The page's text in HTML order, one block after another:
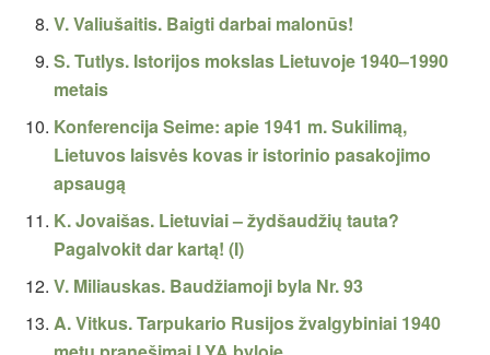
V. Valiušaitis. Baigti darbai malonūs!
S. Tutlys. Istorijos mokslas Lietuvoje 1940–1990
metais
Konferencija Seime: apie 1941 m. Sukilimą,
Lietuvos laisvės kovas ir istorinio pasakojimo
apsaugą
K. Jovaišas. Lietuviai – žydšaudžių tauta?
Pagalvokit dar kartą! (I)
V. Miliauskas. Baudžiamoji byla Nr. 93
A. Vitkus. Tarpukario Rusijos žvalgybiniai 1940